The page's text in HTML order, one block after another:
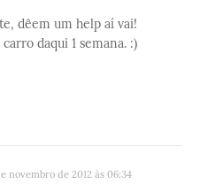
dêem um help aí vai!
daqui 1 semana. :)
novembro de 2012 às 06:34